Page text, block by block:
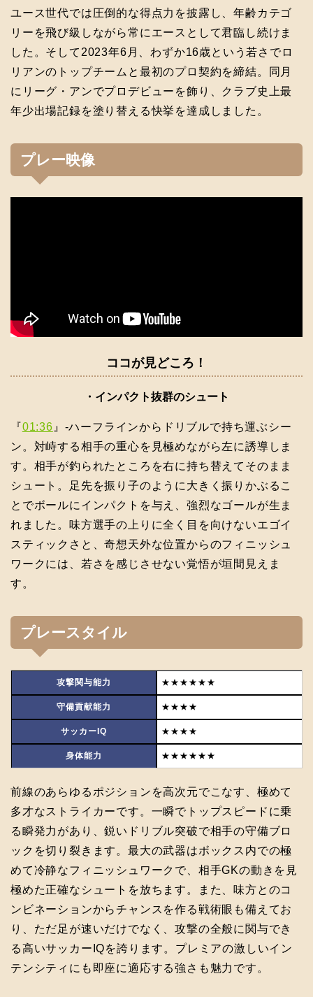
ユース世代では圧倒的な得点力を披露し、年齢カテゴ
リーを飛び級しながら常にエースとして君臨し続けま
した。そして2023年6月、わずか16歳という若さでロ
リアンのトップチームと最初のプロ契約を締結。同月
にリーグ・アンでプロデビューを飾り、クラブ史上最
年少出場記録を塗り替える快挙を達成しました。
プレー映像
ココが見どころ！
・インパクト抜群のシュート
『01:36 』-ハーフラインからドリブルで持ち運ぶシー
ン。対峙する相手の重心を見極めながら左に誘導しま
す。相手が釣られたところを右に持ち替えてそのまま
シュート。足先を振り子のように大きく振りかぶるこ
とでボールにインパクトを与え、強烈なゴールが生ま
れました。味方選手の上りに全く目を向けないエゴイ
スティックさと、奇想天外な位置からのフィニッシュ
ワークには、若さを感じさせない覚悟が垣間見えま
す。
プレースタイル
攻撃関与能力 ★★★★★★
守備貢献能力 ★★★★
サッカーIQ ★★★★
身体能力 ★★★★★★
前線のあらゆるポジションを高次元でこなす、極めて
多才なストライカーです。一瞬でトップスピードに乗
る瞬発力があり、鋭いドリブル突破で相手の守備ブロ
ックを切り裂きます。最大の武器はボックス内での極
めて冷静なフィニッシュワークで、相手GKの動きを見
極めた正確なシュートを放ちます。また、味方とのコ
ンビネーションからチャンスを作る戦術眼も備えてお
り、ただ足が速いだけでなく、攻撃の全般に関与でき
る高いサッカーIQを誇ります。プレミアの激しいイン
テンシティにも即座に適応する強さも魅力です。